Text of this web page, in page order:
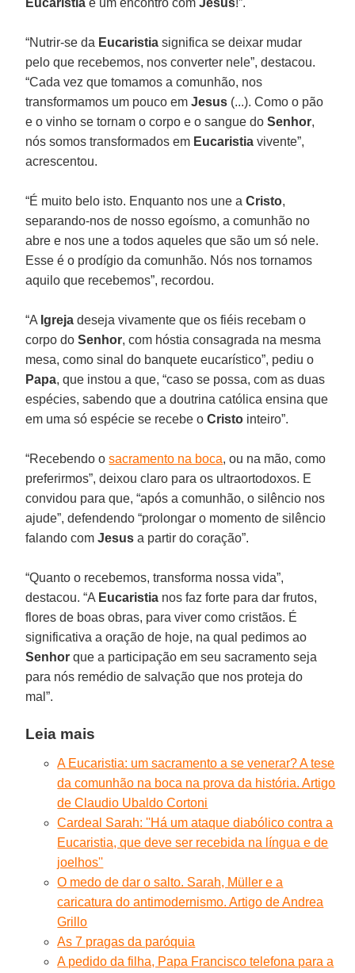
“Nutrir-se da Eucaristia significa se deixar mudar
pelo que recebemos, nos converter nele”, destacou.
“Cada vez que tomamos a comunhão, nos
transformamos um pouco emJesus (...). Como o pão
e o vinho se tornam o corpo e o sangue doSenhor,
nós somos transformados em Eucaristia vivente”,
acrescentou.
“É muito belo isto. Enquanto nos une aCristo,
separando-nos de nosso egoísmo, a comunhão no
abre e nos une a todos aqueles que são um só nele.
Esse é o prodígio da comunhão. Nós nos tornamos
aquilo que recebemos”, recordou.
“A Igreja deseja vivamente que os fiéis recebam o
corpo doSenhor, com hóstia consagrada na mesma
mesa, como sinal do banquete eucarístico”, pediu o
Papa, que instou a que, “caso se possa, com as duas
espécies, sabendo que a doutrina católica ensina que
em uma só espécie se recebe oCristo inteiro”.
“Recebendo osacramento na boca, ou na mão, como
preferirmos”, deixou claro para os ultraortodoxos. E
convidou para que, “após a comunhão, o silêncio nos
ajude”, defendendo “prolongar o momento de silêncio
falando comJesus a partir do coração”.
“Quanto o recebemos, transforma nossa vida”,
destacou. “A Eucaristia nos faz forte para dar frutos,
flores de boas obras, para viver como cristãos. É
significativa a oração de hoje, na qual pedimos ao
Senhor que a participação em seu sacramento seja
para nós remédio de salvação que nos proteja do
mal”.
Leia mais
A Eucaristia: um sacramento a se venerar? A tese
da comunhão na boca na prova da história. Artigo
de Claudio Ubaldo Cortoni
Cardeal Sarah: ''Há um ataque diabólico contra a
Eucaristia, que deve ser recebida na língua e de
joelhos''
O medo de dar o salto. Sarah, Müller e a
caricatura do antimodernismo. Artigo de Andrea
Grillo
As 7 pragas da paróquia
A pedido da filha, Papa Francisco telefona para a